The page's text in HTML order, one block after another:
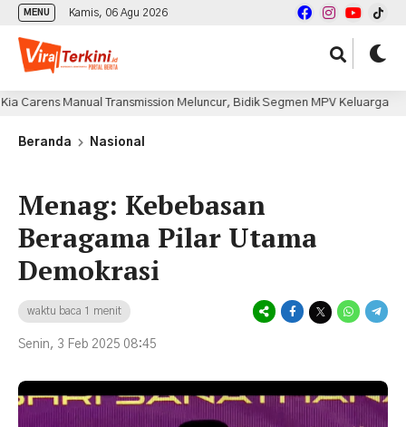
MENU Kamis, 06 Agu 2026
Manual Transmission Meluncur, Bidik Segmen MPV Keluarga
Beranda Nasional
Menag: Kebebasan
Beragama Pilar Utama
Demokrasi
waktu baca 1 menit
Senin, 3 Feb 2025 08:45